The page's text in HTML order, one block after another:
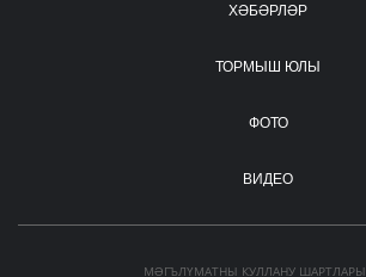
ХӘБӘРЛӘР
ТОРМЫШ ЮЛЫ
ФОТО
ВИДЕО
МӘГЪЛҮМАТНЫ КУЛЛАНУ ШАРТЛАРЫ